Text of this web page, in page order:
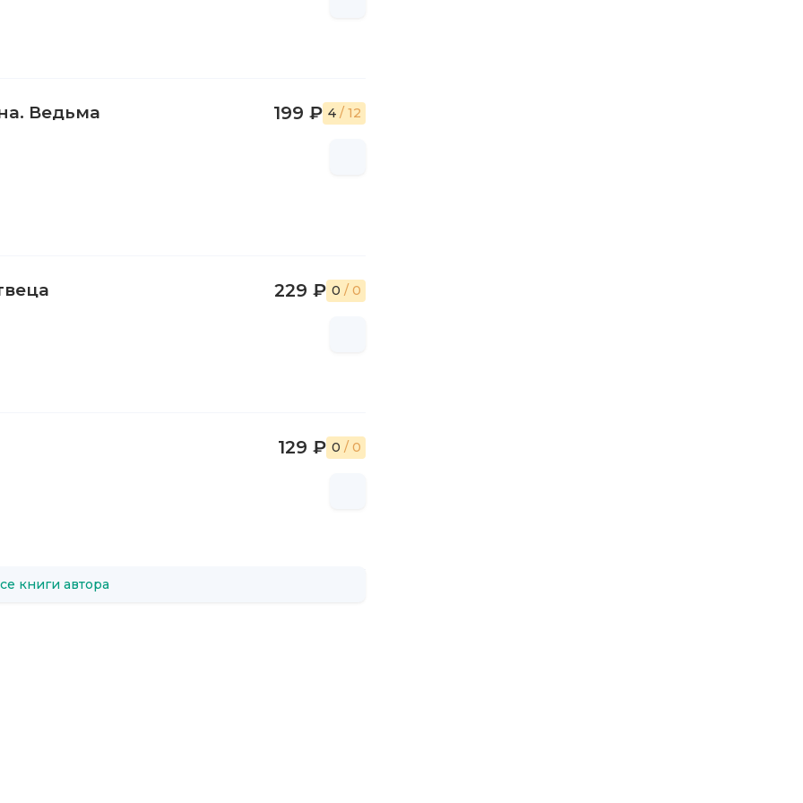
Ведьма 199 ₽ 4 / 12
229 ₽ 0 / 0
129 ₽ 0 / 0
книги автора